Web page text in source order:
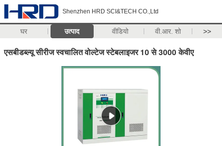
Shenzhen HRD SCI&TECH CO.,Ltd
घर उत्पाद वीडियो वी.आर. शो >>
एसबीडब्ल्यू सीरीज स्वचालित वोल्टेज स्टेबलाइजर 10 से 3000 केवीए